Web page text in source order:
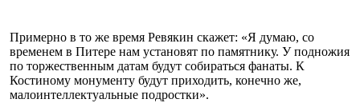
Примерно в то же время Ревякин скажет: «Я думаю, со
временем в Питере нам установят по памятнику. У подножия
по торжественным датам будут собираться фанаты. К
Костиному монументу будут приходить, конечно же,
малоинтеллектуальные подростки».